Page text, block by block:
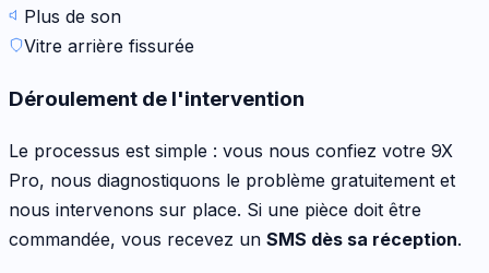
Plus de son
Vitre arrière fissurée
Déroulement de l'intervention
Le processus est simple : vous nous confiez votre 9X
Pro, nous diagnostiquons le problème gratuitement et
nous intervenons sur place. Si une pièce doit être
commandée, vous recevez un SMS dès sa réception.